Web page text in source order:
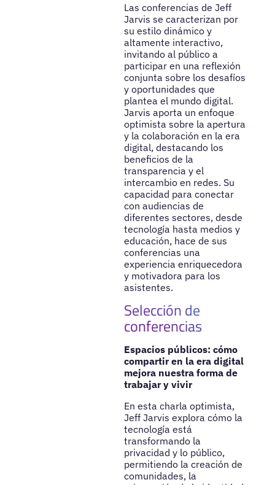
Las conferencias de Jeff
Jarvis se caracterizan por
su estilo dinámico y
altamente interactivo,
invitando al público a
participar en una reflexión
conjunta sobre los desafíos
y oportunidades que
plantea el mundo digital.
Jarvis aporta un enfoque
optimista sobre la apertura
y la colaboración en la era
digital, destacando los
beneficios de la
transparencia y el
intercambio en redes. Su
capacidad para conectar
con audiencias de
diferentes sectores, desde
tecnología hasta medios y
educación, hace de sus
conferencias una
experiencia enriquecedora
y motivadora para los
asistentes.
Selección de
conferencias
Espacios públicos: cómo
compartir en la era digital
mejora nuestra forma de
trabajar y vivir
En esta charla optimista,
Jeff Jarvis explora cómo la
tecnología está
transformando la
privacidad y lo público,
permitiendo la creación de
comunidades, la